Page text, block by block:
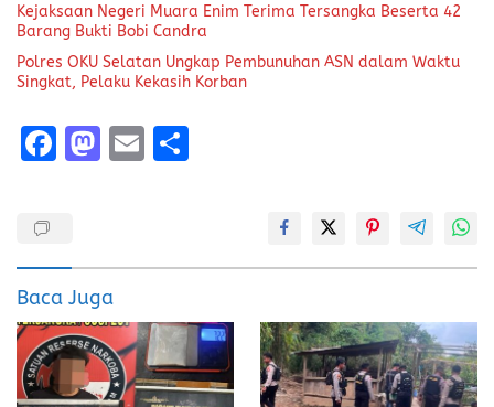
Kejaksaan Negeri Muara Enim Terima Tersangka Beserta 42
Barang Bukti Bobi Candra
Polres OKU Selatan Ungkap Pembunuhan ASN dalam Waktu
Singkat, Pelaku Kekasih Korban
F
o
o
k
M
d
o
n
E
Baca Juga